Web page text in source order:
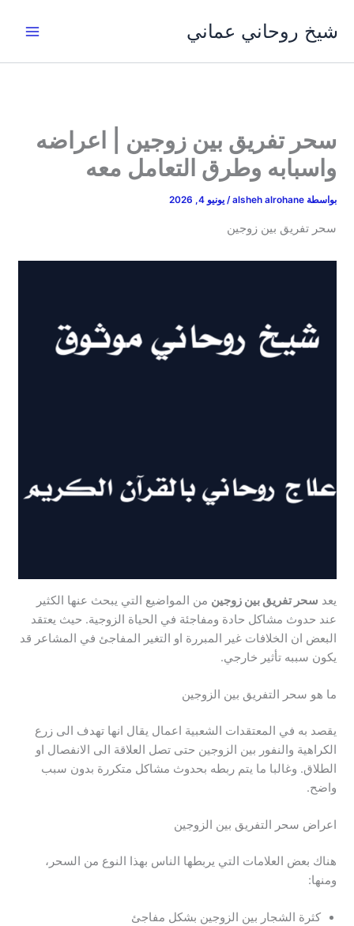
المحتوى
شيخ روحاني عماني
سحر تفريق بين زوجين | اعراضه
واسبابه وطرق التعامل معه
بواسطة alsheh alrohane
/يونيو 4, 2026
سحر تفريق بين زوجين
يعد سحر تفريق بين زوجين من المواضيع التي يبحث عنها الكثير
عند حدوث مشاكل حادة ومفاجئة في الحياة الزوجية. حيث يعتقد
البعض ان الخلافات غير المبررة او التغير المفاجئ في المشاعر قد
يكون سببه تأثير خارجي.
ما هو سحر التفريق بين الزوجين
يقصد به في المعتقدات الشعبية اعمال يقال انها تهدف الى زرع
الكراهية والنفور بين الزوجين حتى تصل العلاقة الى الانفصال او
الطلاق. وغالبا ما يتم ربطه بحدوث مشاكل متكررة بدون سبب
واضح.
اعراض سحر التفريق بين الزوجين
هناك بعض العلامات التي يربطها الناس بهذا النوع من السحر،
ومنها:
كثرة الشجار بين الزوجين بشكل مفاجئ